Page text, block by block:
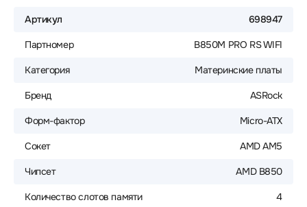
Артикул 698947
Партномер B850M PRO RS WIFI
Категория Материнские платы
Бренд ASRock
Форм-фактор Micro-ATX
Сокет AMD AM5
Чипсет AMD B850
Количество слотов памяти 4